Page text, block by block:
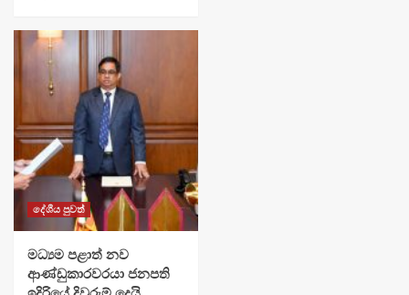
දේශීය පුවත්
මධ්‍යම පළාත් නව
ආණ්ඩුකාරවරයා ජනපති